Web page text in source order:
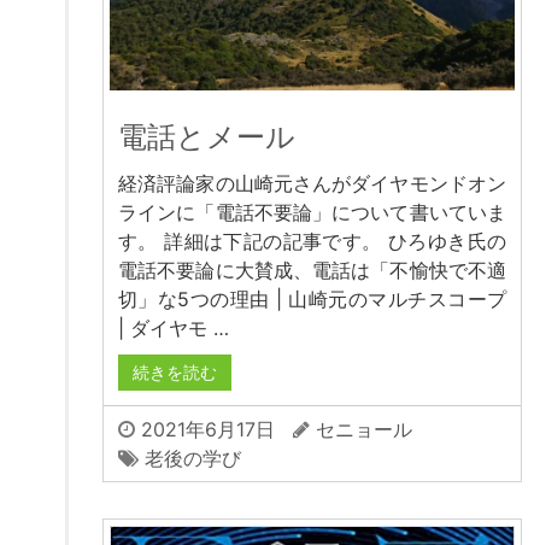
電話とメール
経済評論家の山崎元さんがダイヤモンドオン
ラインに「電話不要論」について書いていま
す。 詳細は下記の記事です。 ひろゆき氏の
電話不要論に大賛成、電話は「不愉快で不適
切」な5つの理由 | 山崎元のマルチスコープ
| ダイヤモ …
続きを読む
2021年6月17日
セニョール
老後の学び